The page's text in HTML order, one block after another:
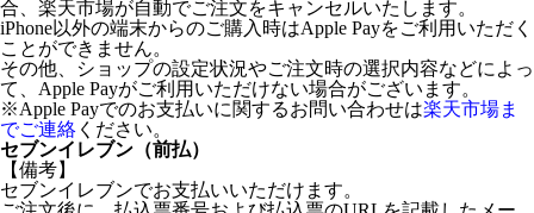
合、楽天市場が自動でご注文をキャンセルいたします。
iPhone以外の端末からのご購入時はApple Payをご利用いただく
ことができません。
その他、ショップの設定状況やご注文時の選択内容などによっ
て、Apple Payがご利用いただけない場合がございます。
※Apple Payでのお支払いに関するお問い合わせは楽天市場ま
でご連絡 ください。
セブンイレブン（前払）
【備考】
セブンイレブンでお支払いいただけます。